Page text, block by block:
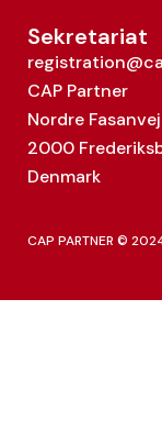
Sekretariat
CAP Partner
Nordre Fasanvej
2000
Denmark
CAP PARTNER ©